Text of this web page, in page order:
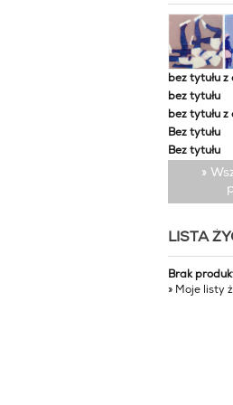
bez tytułu z
bez tytułu
bez tytułu z
Bez tytułu
Bez tytułu
»
LISTA
Brak
» Moje listy